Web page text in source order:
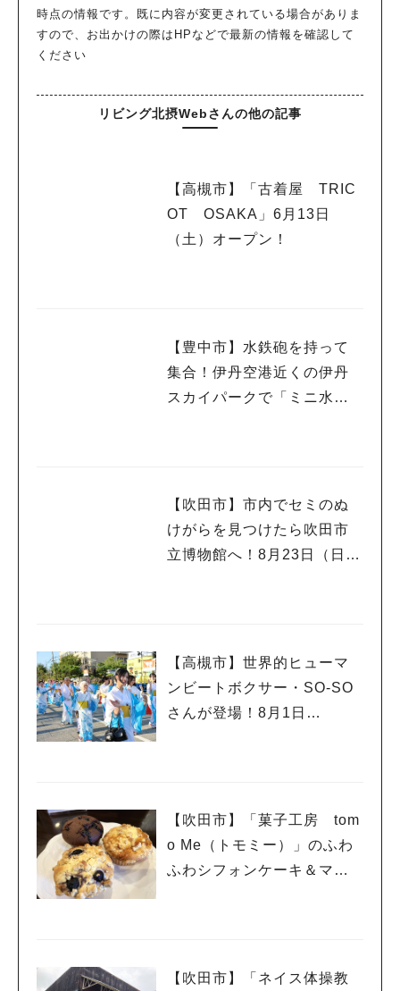
時点の情報です。既に内容が変更されている場合がありま
すので、お出かけの際はHPなどで最新の情報を確認して
ください
リビング北摂Webさんの他の記事
【高槻市】「古着屋 TRIC
OT OSAKA」6月13日
（土）オープン！
【豊中市】水鉄砲を持って
集合！伊丹空港近くの伊丹
スカイパークで「ミニ水合
【吹田市】市内でセミのぬ
けがらを見つけたら吹田市
立博物館へ！8月23日（日）
【高槻市】世界的ヒューマ
ンビートボクサー・SO-SO
さんが登場！8月1日
【吹田市】「菓子工房 tom
o Me（トモミー）」のふわ
ふわシフォンケーキ＆マフ
【吹田市】「ネイス体操教